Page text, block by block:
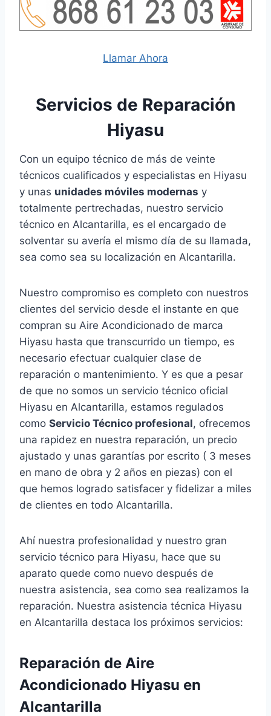
Llamar Ahora
Servicios de Reparación
Hiyasu
Con un equipo técnico de más de veinte
técnicos cualificados y especialistas en Hiyasu
y unas unidades móviles modernas y
totalmente pertrechadas, nuestro servicio
técnico en Alcantarilla, es el encargado de
solventar su avería el mismo día de su llamada,
sea como sea su localización en Alcantarilla.
Nuestro compromiso es completo con nuestros
clientes del servicio desde el instante en que
compran su Aire Acondicionado de marca
Hiyasu hasta que transcurrido un tiempo, es
necesario efectuar cualquier clase de
reparación o mantenimiento. Y es que a pesar
de que no somos un servicio técnico oficial
Hiyasu en Alcantarilla, estamos regulados
como Servicio Técnico profesional, ofrecemos
una rapidez en nuestra reparación, un precio
ajustado y unas garantías por escrito ( 3 meses
en mano de obra y 2 años en piezas) con el
que hemos logrado satisfacer y fidelizar a miles
de clientes en todo Alcantarilla.
Ahí nuestra profesionalidad y nuestro gran
servicio técnico para Hiyasu, hace que su
aparato quede como nuevo después de
nuestra asistencia, sea como sea realizamos la
reparación. Nuestra asistencia técnica Hiyasu
en Alcantarilla destaca los próximos servicios:
Reparación de Aire
Acondicionado Hiyasu en
Alcantarilla